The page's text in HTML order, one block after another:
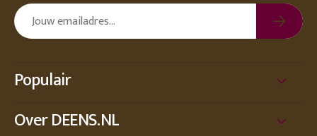
Populair
Over DEENS.NL